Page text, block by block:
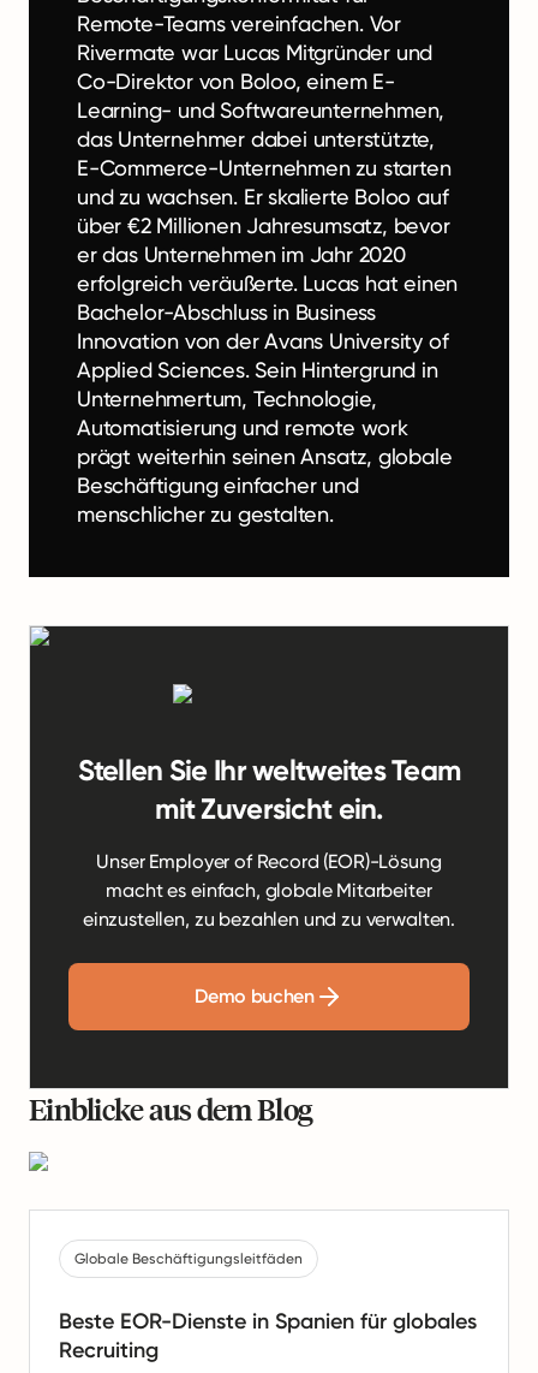
Remote-Teams vereinfachen. Vor
Rivermate war Lucas Mitgründer und
Co-Direktor von Boloo, einem E-
Learning- und Softwareunternehmen,
das Unternehmer dabei unterstützte,
E-Commerce-Unternehmen zu starten
und zu wachsen. Er skalierte Boloo auf
über €2 Millionen Jahresumsatz, bevor
er das Unternehmen im Jahr 2020
erfolgreich veräußerte. Lucas hat einen
Bachelor-Abschluss in Business
Innovation von der Avans University of
Applied Sciences. Sein Hintergrund in
Unternehmertum, Technologie,
Automatisierung und remote work
prägt weiterhin seinen Ansatz, globale
Beschäftigung einfacher und
menschlicher zu gestalten.
Stellen Sie Ihr weltweites Team
mit Zuversicht ein.
Unser Employer of Record (EOR)-Lösung
macht es einfach, globale Mitarbeiter
einzustellen, zu bezahlen und zu verwalten.
Demo buchen
Einblicke aus dem Blog
Globale Beschäftigungsleitfäden
Beste EOR-Dienste in Spanien für globales
Recruiting